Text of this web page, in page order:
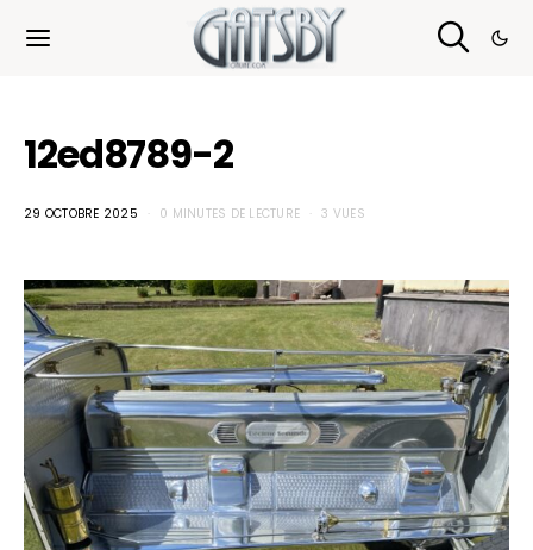
12ed8789-2
29 OCTOBRE 2025 0 MINUTES DE LECTURE 3 VUES
Cookies management panel